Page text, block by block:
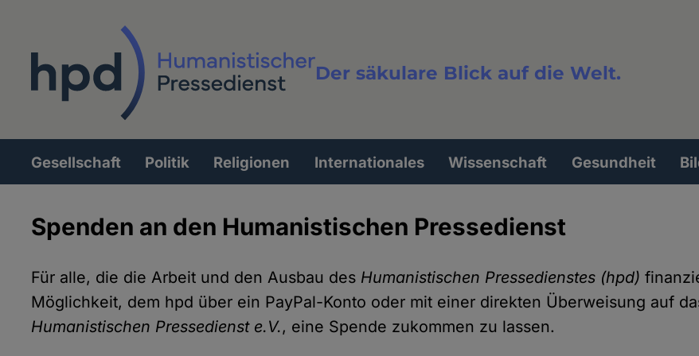
Der säkulare Blick auf die Welt.
Volltextsuche
Hauptnavigation
Gesellschaft Politik Religionen Internationales Wissenschaft Gesundheit
Spenden an den Humanistischen Pressedienst
Für alle, die die Arbeit und den Ausbau des Humanistischen Pressedienstes (hpd)
Möglichkeit, dem hpd über ein PayPal-Konto oder mit einer direkten Überweisung auf
Humanistischen Pressedienst e.V., eine Spende zukommen zu lassen.